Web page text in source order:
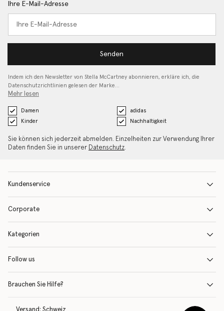
Ihre E-Mail-Adresse
Senden
Indem ich den Newsletter von Stella McCartney abonnieren, erkläre ich, die
Datenschutzrichtlinien gelesen der Marke…
Mehr lesen
Damen
adidas
Kinder
Nachhaltigkeit
Sie können sich jederzeit abmelden. Einzelheiten zur Verwendung Ihrer
Daten finden Sie in unserer Datenschutz.
Kundenservice
Corporate
Kategorien
Follow us
Brauchen Sie Hilfe?